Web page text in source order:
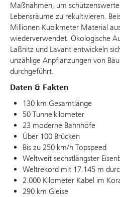
Maßnahmen, um
Lebensräume zu rekultivieren.
Millionen Kubikmeter Material
wiederverwendet. Ökologische
Laßnitz und Lavant entwickeln
unzählige Anpflanzungen von
durchgeführt.
Daten & Fakten
130 km Gesamtlänge
50 Tunnelkilometer
23 moderne Bahnhöfe
Über 100 Brücken
Bis zu 250 km/h Topspeed
Weltweit sechstlängster
Weltrekord mit 17.145 m
2.000 Kilometer Kabel im
290 km Gleise